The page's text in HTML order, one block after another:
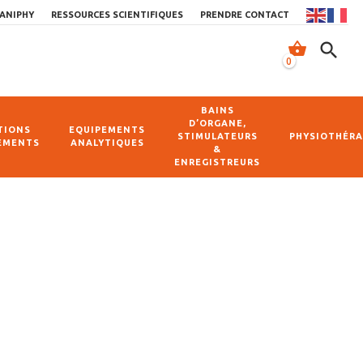
0
shopping_basket search
RESSOURCES SCIENTIFIQUES PRENDRE CONTACT
EQUIPEMENTS
ANALYTIQUES
BAINS
D’ORGANE,
STIMULATEURS
&
ENREGISTREURS